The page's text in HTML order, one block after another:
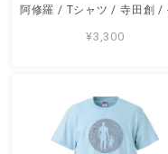
¥3,300